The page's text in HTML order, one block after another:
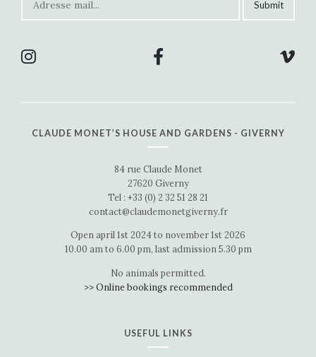
CLAUDE MONET’S HOUSE AND GARDENS - GIVERNY
84 rue Claude Monet
27620 Giverny
Tel : +33 (0) 2 32 51 28 21
contact@claudemonetgiverny.fr
Open april 1st 2024 to november 1st 2026
10.00 am to 6.00 pm, last admission 5.30 pm
No animals permitted.
>> Online bookings recommended
USEFUL LINKS